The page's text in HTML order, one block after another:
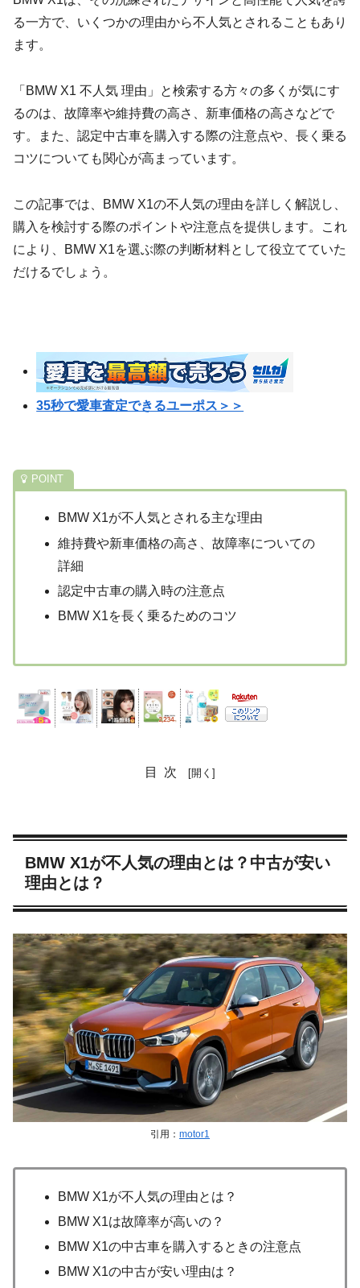
る一方で、いくつかの理由から不人気とされることもあり
ます。
「BMW X1 不人気 理由」と検索する方々の多くが気にす
るのは、故障率や維持費の高さ、新車価格の高さなどで
す。また、認定中古車を購入する際の注意点や、長く乗る
コツについても関心が高まっています。
この記事では、BMW X1の不人気の理由を詳しく解説し、
購入を検討する際のポイントや注意点を提供します。これ
により、BMW X1を選ぶ際の判断材料として役立てていた
だけるでしょう。
35秒で愛車査定できるユーポス＞＞
BMW X1が不人気とされる主な理由
維持費や新車価格の高さ、故障率についての
詳細
認定中古車の購入時の注意点
BMW X1を長く乗るためのコツ
目次
BMW X1が不人気の理由とは？中古が安い
理由とは？
引用： motor1
BMW X1が不人気の理由とは？
BMW X1は故障率が高いの？
BMW X1の中古車を購入するときの注意点
BMW X1の中古が安い理由は？